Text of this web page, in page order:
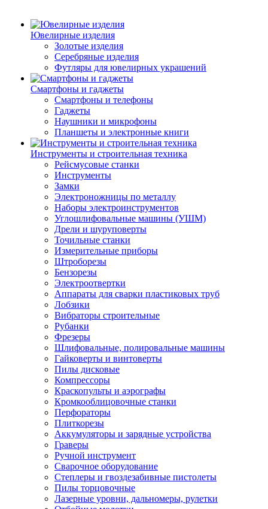
Ювелирные изделия
Золотые изделия
Серебряные изделия
Футляры для ювелирных украшений
Смартфоны и гаджеты
Смартфоны и телефоны
Гаджеты
Наушники и микрофоны
Планшеты и электронные книги
Инструменты и строительная техника
Рейсмусовые станки
Инструменты
Замки
Электроножницы по металлу
Наборы электроинструментов
Углошлифовальные машины (УШМ)
Дрели и шуруповерты
Точильные станки
Измерительные приборы
Штроборезы
Бензорезы
Электроотвертки
Аппараты для сварки пластиковых труб
Лобзики
Вибраторы строительные
Рубанки
Фрезеры
Шлифовальные, полировальные машины
Гайковерты и винтоверты
Пилы дисковые
Компрессоры
Краскопульты и аэрографы
Кромкооблицовочные станки
Перфораторы
Плиткорезы
Аккумуляторы и зарядные устройства
Граверы
Ручной инструмент
Сварочное оборудование
Степлеры и гвоздезабивные пистолеты
Пилы торцовочные
Лазерные уровни, дальномеры, рулетки